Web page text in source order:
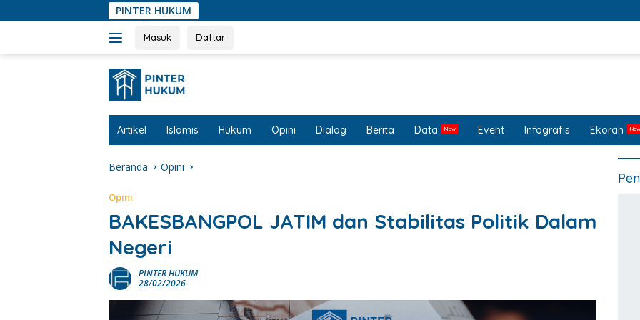
ke
PINTER HUKUM
Masuk Daftar
Artikel Islamis Hukum Opini Dialog Berita Data Event Infografis Ekoran
Beranda Opini
Opini
BAKESBANGPOL JATIM dan Stabilitas Politik Dalam
Negeri
PINTER HUKUM
28/02/2026